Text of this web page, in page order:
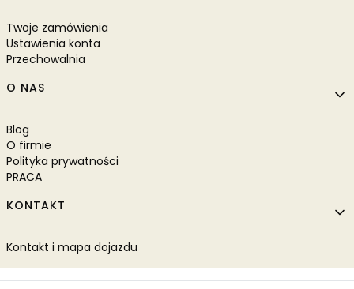
Twoje zamówienia
Ustawienia konta
Przechowalnia
O NAS
Blog
O firmie
Polityka prywatności
PRACA
KONTAKT
Kontakt i mapa dojazdu